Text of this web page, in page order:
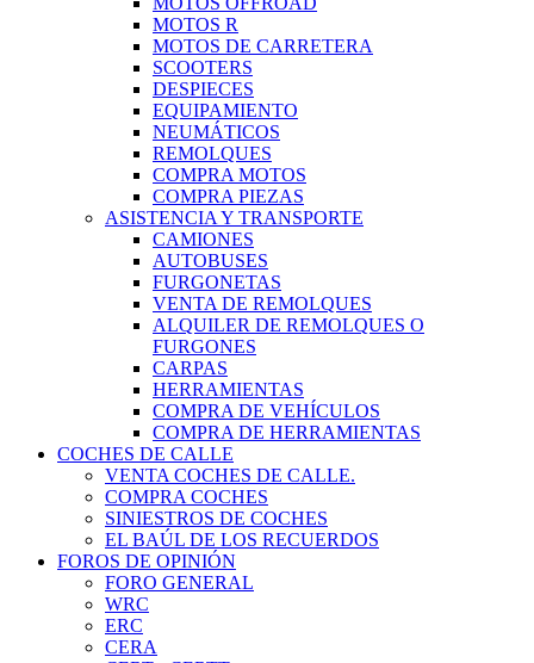
MOTOS R
MOTOS DE CARRETERA
SCOOTERS
DESPIECES
EQUIPAMIENTO
NEUMÁTICOS
REMOLQUES
COMPRA MOTOS
COMPRA PIEZAS
ASISTENCIA Y TRANSPORTE
CAMIONES
AUTOBUSES
FURGONETAS
VENTA DE REMOLQUES
ALQUILER DE REMOLQUES O
FURGONES
CARPAS
HERRAMIENTAS
COMPRA DE VEHÍCULOS
COMPRA DE HERRAMIENTAS
COCHES DE CALLE
VENTA COCHES DE CALLE.
COMPRA COCHES
SINIESTROS DE COCHES
EL BAÚL DE LOS RECUERDOS
FOROS DE OPINIÓN
FORO GENERAL
WRC
ERC
CERA